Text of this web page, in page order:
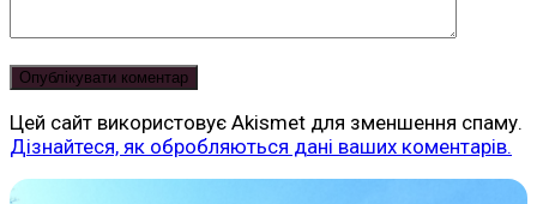
Цей сайт використовує Akismet для зменшення спаму.
Дізнайтеся, як обробляються дані ваших коментарів.